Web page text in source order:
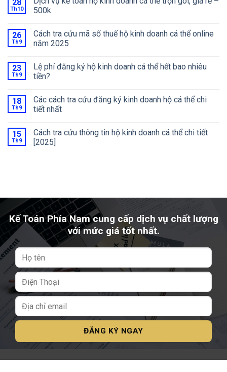
28
Th10
500k
26
Th9
Cách tra cứu mã số thuế hộ kinh doanh cá thể online
năm 2025
23
Th9
Lệ phí đăng ký hộ kinh doanh cá thể hết bao nhiêu
tiền?
18
Th9
Các cách tra cứu đăng ký kinh doanh hộ cá thể chi
tiết nhất
15
Th9
Cách tra cứu thông tin hộ kinh doanh cá thể chi tiết
[2025]
Kế Toán Phía Nam cung cấp dịch vụ chất lượng
với mức giá tốt nhất.